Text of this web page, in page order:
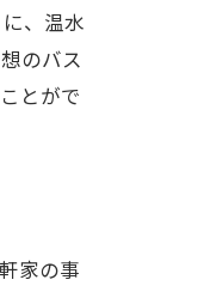
、温水
のバス
とがで
家の事